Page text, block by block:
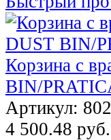
Корзина с
BIN/
Артикул: 802
4 500.48 руб.